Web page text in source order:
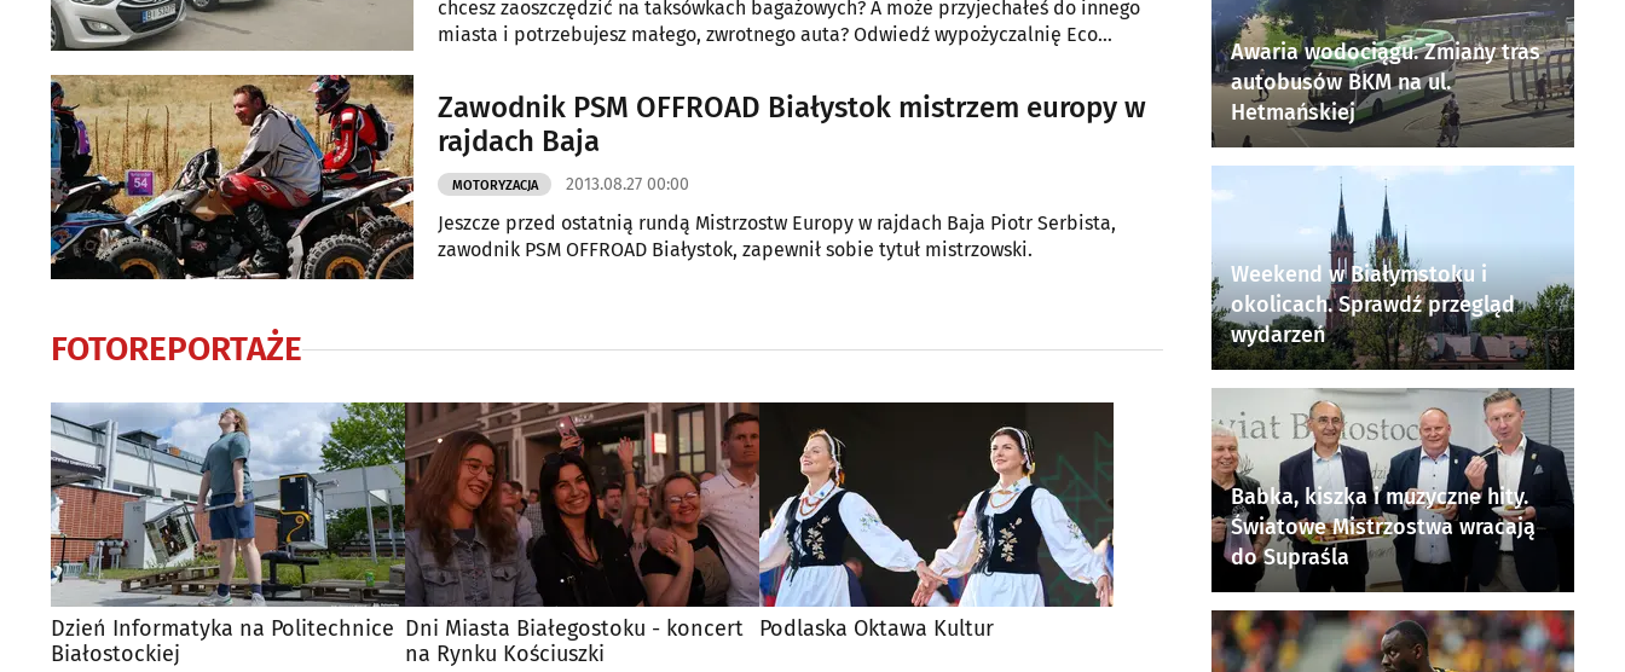
chcesz zaoszczędzić na taksówkach bagażowych? A może przyjechałeś do innego
miasta i potrzebujesz małego, zwrotnego auta? Odwiedź wypożyczalnię Eco
Zawodnik PSM OFFROAD Białystok mistrzem europy w
rajdach Baja
MOTORYZACJA 2013.08.27 00:00
Jeszcze przed ostatnią rundą Mistrzostw Europy w rajdach Baja Piotr Serbista,
zawodnik PSM OFFROAD Białystok, zapewnił sobie tytuł mistrzowski.
FOTOREPORTAŻE
Dzień Informatyka na Politechnice
Białostockiej
Dni Miasta Białegostoku - koncert
na Rynku Kościuszki
Podlaska Oktawa Kultur
Awaria wodociągu. Zmiany tras
autobusów BKM na ul.
Hetmańskiej
Weekend w Białymstoku i
okolicach. Sprawdź przegląd
wydarzeń
Babka, kiszka i muzyczne hity.
Światowe Mistrzostwa wracają
do Supraśla